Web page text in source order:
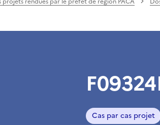
Cas par cas projet